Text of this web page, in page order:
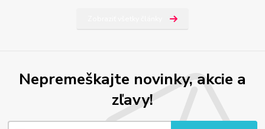
Nepremeškajte novinky, akcie a
zľavy!